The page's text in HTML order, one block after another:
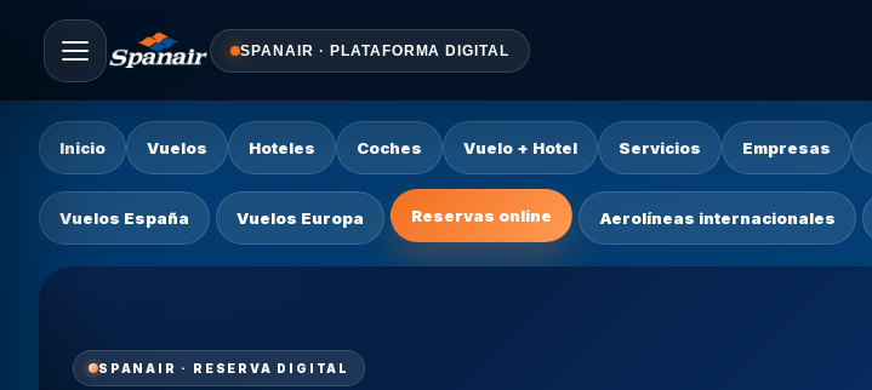
SPANAIR · PLATAFORMA DIGITAL
Inicio Vuelos Hoteles Coches Vuelo + Hotel Servicios Empresas
Vuelos España Vuelos Europa Reservas online Aerolíneas internacionales
SPANAIR · RESERVA DIGITAL